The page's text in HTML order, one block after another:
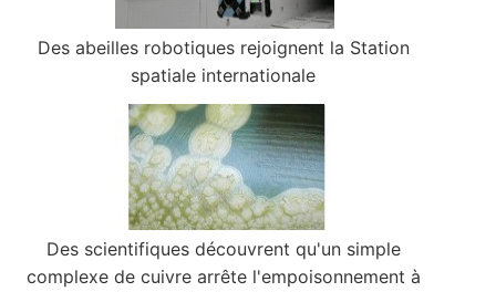
Des abeilles robotiques rejoignent la Station
spatiale internationale
Des scientifiques découvrent qu'un simple
complexe de cuivre arrête l'empoisonnement à